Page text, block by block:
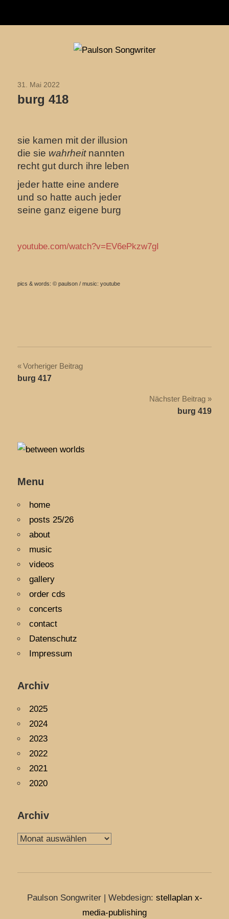
Paulson
31. Mai 2022
burg 418
sie kamen mit der illusion
die sie wahrheitnannten
recht gut durch ihre leben
jeder hatte eine andere
und so hatte auch jeder
seine ganz eigene burg
youtube.com/watch?v=EV6ePkzw7gI
pics & words: © paulson / music: youtube
Beitragsnavigation
Vorheriger Beitrag
burg 417
Nächster Beitrag
burg 419
Menu
home
posts 25/26
about
music
videos
gallery
order cds
concerts
contact
Datenschutz
Impressum
Archiv
2025
2024
2023
2022
2021
2020
Archiv
Archiv
Paulson Songwriter | Webdesign: stellaplan x-
media-publishing